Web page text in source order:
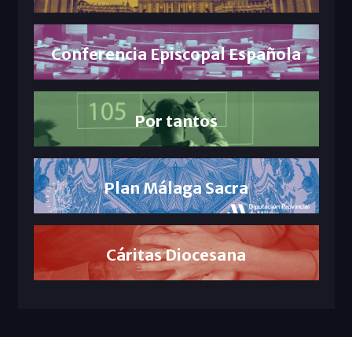
Conferencia Episcopal Española
Por tantos
Plan Málaga Sacra
Cáritas Diocesana